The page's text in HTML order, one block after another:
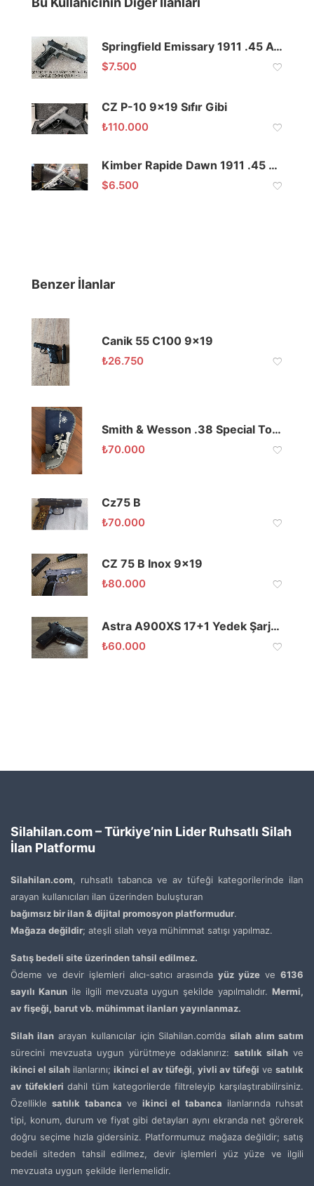
Springfield Emissary 1911 .45 ACP Komple Dövme Çelik
$7.500
CZ P-10 9×19 Sıfır Gibi
₺110.000
Kimber Rapide Dawn 1911 .45 ACP
$6.500
Benzer İlanlar
Canik 55 C100 9×19
₺26.750
Smith & Wesson .38 Special Toplu
₺70.000
Cz75 B
₺70.000
CZ 75 B Inox 9×19
₺80.000
Astra A900XS 17+1 Yedek Şarjörlü
₺60.000
Silahilan.com – Türkiye’nin Lider Ruhsatlı Silah
İlan Platformu
Silahilan.com, ruhsatlı tabanca ve av tüfeği kategorilerinde ilan
arayan kullanıcıları ilan üzerinden buluşturan
bağımsız bir ilan & dijital promosyon platformudur.
Mağaza değildir; ateşli silah veya mühimmat satışı yapılmaz.
Satış bedeli site üzerinden tahsil edilmez.
Ödeme ve devir işlemleri alıcı-satıcı arasındayüz yüze ve6136
sayılı Kanunile ilgili mevzuata uygun şekilde yapılmalıdır. Mermi,
av fişeği, barut vb. mühimmat ilanları yayınlanmaz.
Silah ilanarayan kullanıcılar için Silahilan.com’dasilah alım satım
sürecini mevzuata uygun yürütmeye odaklanırız:satılık silah ve
ikinci el silah ilanlarını;ikinci el av tüfeği, yivli av tüfeği vesatılık
av tüfekleri dahil tüm kategorilerde filtreleyip karşılaştırabilirsiniz.
Özelliklesatılık tabanca ve ikinci el tabanca ilanlarında ruhsat
tipi, konum, durum ve fiyat gibi detayları aynı ekranda net görerek
doğru seçime hızla gidersiniz. Platformumuz mağaza değildir; satış
bedeli siteden tahsil edilmez, devir işlemleri yüz yüze ve ilgili
mevzuata uygun şekilde ilerlemelidir.